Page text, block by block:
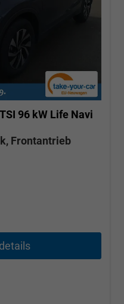
96 kW Life Navi
Frontantrieb